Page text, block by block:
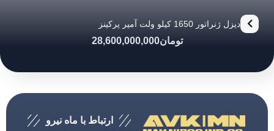
دیزل ژنراتور 1650 کیلو ولت آمپر پرکینز
تومان28,600,000,000
ارتباط با ماه نیرو